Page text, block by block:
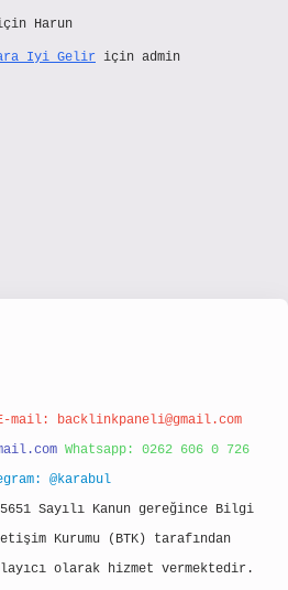
Harun
Iyi Gelir için admin
mail: backlinkpaneli@gmail.com
Whatsapp: 0262 606 0 726
@karabul
Sayılı Kanun gereğince Bilgi
Kurumu (BTK) tarafından
olarak hizmet vermektedir.